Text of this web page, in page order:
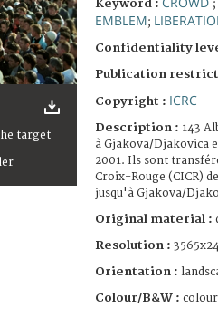
Keyword : ;
EMBLEM;
Confidentiality
Publication
Copyright : ICRC
Description : 143
à Gjakova/Djakovica
2001. Ils sont
Croix-Rouge (CICR)
jusqu'à Gjakova/
Original material :
Resolution :
Orientation :
Colour/B&W : colour